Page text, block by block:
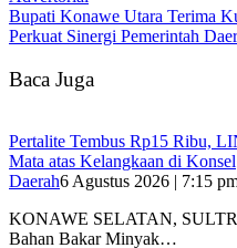
Bupati Konawe Utara Terima
Perkuat Sinergi Pemerintah
Baca Juga
‎Pertalite Tembus Rp15 Ribu,
Mata atas Kelangkaan di Konsel
Daerah6 Agustus 2026 | 7:15
‎KONAWE SELATAN,
Bahan Bakar Minyak…